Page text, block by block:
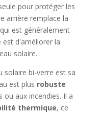
pour protéger les
arrière remplace la
est généralement
est d'améliorer la
solaire.
solaire bi-verre est sa
est plus robuste
ou aux incendies. Il a
thermique, ce